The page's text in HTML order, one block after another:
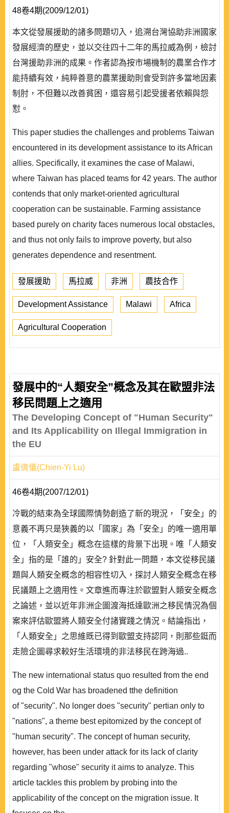
48卷4期(2009/12/01)
本文從發展援助的諸多問題切入，追溯台灣協助非洲國家
發展經濟的歷史，並以交往四十二年的馬拉威為例，檢討
台灣援助非洲的成果。作者認為按市場機制的農業合作才
能持續有效，純粹善意的農業援助則會受到許多當地因素
制肘，不但難以改善貧困，還容易引起受援者依賴與怨
懟。
This paper studies the challenges and problems Taiwan
encountered in its development assistance to its African
allies. Specifically, it examines the case of Malawi,
where Taiwan has placed teams for 42 years. The author
contends that only market-oriented agricultural
cooperation can be sustainable. Farming assistance
based purely on charity faces numerous local obstacles,
and thus not only fails to improve poverty, but also
generates dependence and resentment.
發展援助 馬拉威 非洲 農技合作
Development Assistance Malawi Africa
Agricultural Cooperation
發展中的“人類安全”概念及其在歐盟非法
移民問題上之適用
The Developing Concept of "Human Security"
and Its Applicability on Illegal Immigration in
the EU
盧倩儀(Chien-Yi Lu)
46卷4期(2007/12/01)
冷戰的結束為全球國際情勢創造了新的現況，「安全」的
意義不再只是狹義的以「國家」為「安全」的唯一適用單
位，「人類安全」概念在這樣的背景下出現。唯「人類安
全」指的是「誰的」安全? 針對此一問題，本文從移民議
題與人類安全概念的相容性切入，探討人類安全概念在移
民議題上之適用性。文章進而專注於歐盟對人類安全概念
之論述，並以近年非洲企圖渡海抵達歐洲之移民情況為個
案來評估歐盟將人類安全付諸實踐之情況。結論指出，
「人類安全」之思維既已得到歐盟支持認同，則那些鋌而
走險企圖尋求較好生活環境的非法移民在跨海過..
The new international status quo resulted from the end
og the Cold War has broadened tthe definition
of "security". No longer does "security" pertian only to
"nations", a theme best epitomized by the concept of
"human security". The concept of human security,
however, has been under attack for its lack of clarity
regarding "whose" security it aims to analyze. This
article tackles this problem by probing into the
applicability of the concept on the migration issue. It